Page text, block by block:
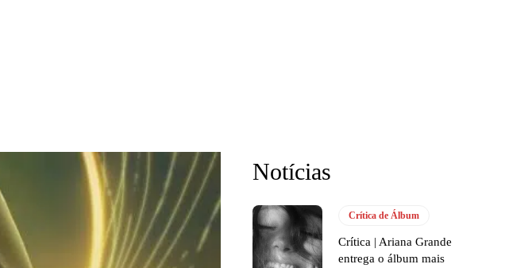
Notícias
Crítica de Álbum
Crítica | Ariana Grande
entrega o álbum mais